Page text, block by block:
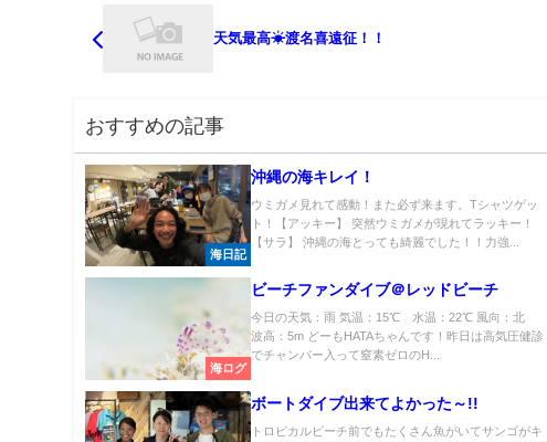
天気最高☀渡名喜遠征！！
おすすめの記事
海日記
沖縄の海キレイ！
ウミガメ見れて感動！また必ず来ます。Tシャツゲッ
ト！【アッキー】 突然ウミガメが現れてラッキー！
【サラ】 沖縄の海とっても綺麗でした！！力強...
海ログ
ビーチファンダイブ＠レッドビーチ
今日の天気：雨 気温：15℃ 水温：22℃ 風向：北
波高：5m どーもHATAちゃんです！昨日は高気圧健診
でチャンバー入って窒素ゼロのH...
ボートダイブ出来てよかった～!!
トロピカルビーチ前でもたくさん魚がいてサンゴがキ